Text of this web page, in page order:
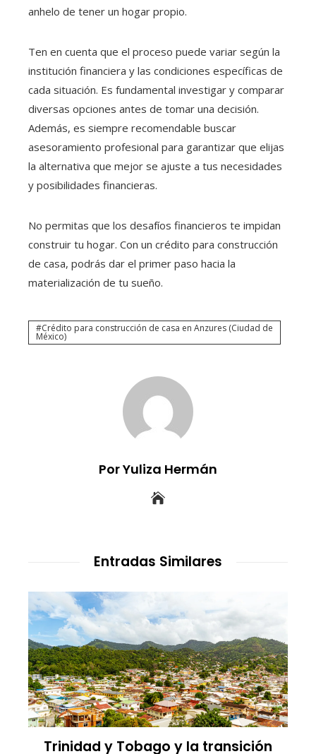
anhelo de tener un hogar propio.
Ten en cuenta que el proceso puede variar según la
institución financiera y las condiciones específicas de
cada situación. Es fundamental investigar y comparar
diversas opciones antes de tomar una decisión.
Además, es siempre recomendable buscar
asesoramiento profesional para garantizar que elijas
la alternativa que mejor se ajuste a tus necesidades
y posibilidades financieras.
No permitas que los desafíos financieros te impidan
construir tu hogar. Con un crédito para construcción
de casa, podrás dar el primer paso hacia la
materialización de tu sueño.
Crédito para construcción de casa en Anzures (Ciudad de
México)
Por Yuliza Hermán
Entradas Similares
Los imperios más ricos gracias al